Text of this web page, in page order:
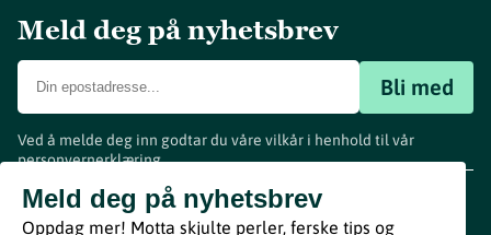
Meld deg på nyhetsbrev
Bli med
Ved å melde deg inn godtar du våre vilkår i henhold til vår
personvernerklæring.
Meld deg på nyhetsbrev
Oppdag mer! Motta skjulte perler, ferske tips og
www.visitvestfold.com
Turistinformasjon